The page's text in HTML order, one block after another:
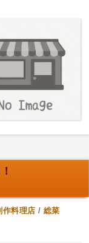
作料理店 / 総菜